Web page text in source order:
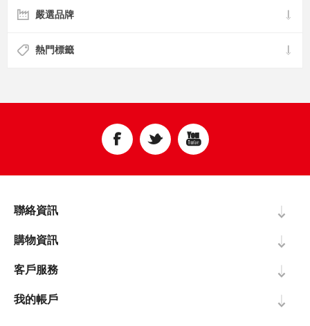
嚴選品牌
熱門標籤
聯絡資訊
購物資訊
客戶服務
我的帳戶